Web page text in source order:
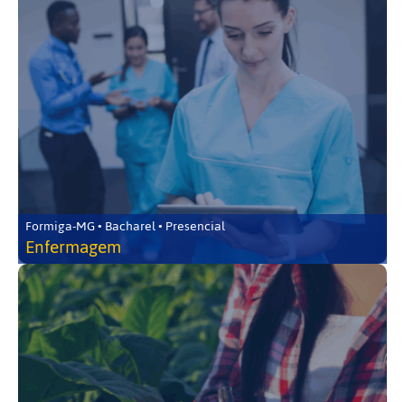
Formiga-MG • Bacharel • Presencial
Enfermagem